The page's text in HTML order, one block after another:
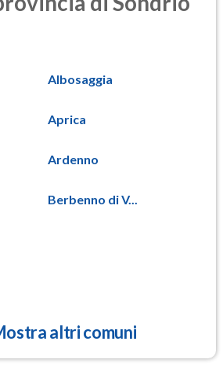
Albosaggia
Aprica
Ardenno
Berbenno di V...
altri comuni